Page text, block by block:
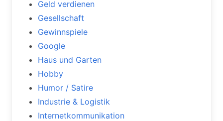
Geld verdienen
Gesellschaft
Gewinnspiele
Google
Haus und Garten
Hobby
Humor / Satire
Industrie & Logistik
Internetkommunikation